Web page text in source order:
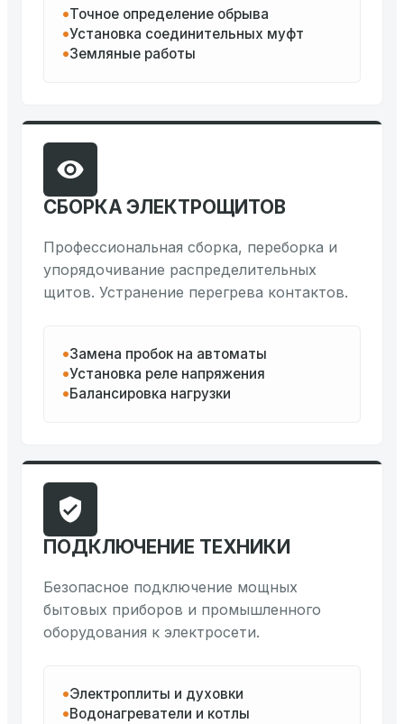
Точное определение обрыва
Установка соединительных муфт
Земляные работы
СБОРКА ЭЛЕКТРОЩИТОВ
Профессиональная сборка, переборка и
упорядочивание распределительных
щитов. Устранение перегрева контактов.
Замена пробок на автоматы
Установка реле напряжения
Балансировка нагрузки
ПОДКЛЮЧЕНИЕ ТЕХНИКИ
Безопасное подключение мощных
бытовых приборов и промышленного
оборудования к электросети.
Электроплиты и духовки
Водонагреватели и котлы